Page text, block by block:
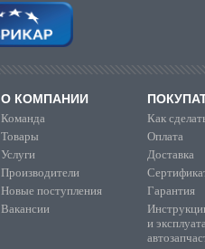
О КОМПАНИИ
Команда
Товары
Услуги
Производители
Новые поступления
Вакансии
Как
Оплата
Доставка
Гарантия
и